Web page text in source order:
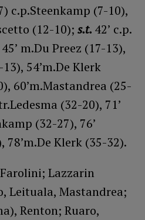
c.p.Steenkamp (7-10),
(12-10); s.t. 42’ c.p.
m.Du Preez (17-13),
54’m.De Klerk
60’m.Mastandrea (25-
(32-20), 71’
(32-27), 76’
78’m.De Klerk (35-32).
Farolini; Lazzarin
Leituala, Mastandrea;
Renton; Ruaro,